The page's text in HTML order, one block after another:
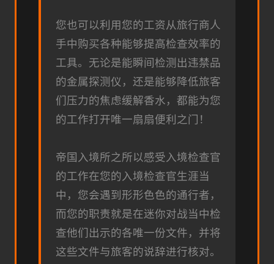
您也可以利用您的工资从旅行商人
手中购买各种能够提高检查效率的
工具。无论是能瞬间检测出违禁品
的金属探测仪，还是能够降低旅客
们压力的焦虑缓解香水，都能为您
的工作打开唯一扇扇便利之门！
帝国入境所之所以感受入境检查官
的工作在您的入境检查官生涯当
中，您会遇到形形色色的通行者，
而您的职责就是在迷你对战当中检
查他们出示的各唯一份文件，并将
这些文件与旅客的说辞进行核对。